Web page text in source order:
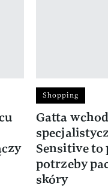
Shopping
Gatta
Sensitive to
potrzeby
skóry